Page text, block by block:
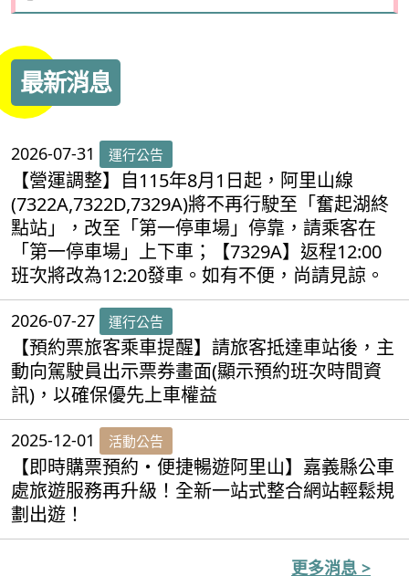
最新消息
2026-07-31 運行公告
【營運調整】自115年8月1日起，阿里山線
(7322A,7322D,7329A)將不再行駛至「奮起湖終
點站」，改至「第一停車場」停靠，請乘客在
「第一停車場」上下車；【7329A】返程12:00
班次將改為12:20發車。如有不便，尚請見諒。
2026-07-27 運行公告
【預約票旅客乘車提醒】請旅客抵達車站後，主
動向駕駛員出示票券畫面(顯示預約班次時間資
訊)，以確保優先上車權益
2025-12-01 活動公告
【即時購票預約・便捷暢遊阿里山】嘉義縣公車
處旅遊服務再升級！全新一站式整合網站輕鬆規
劃出遊！
更多消息